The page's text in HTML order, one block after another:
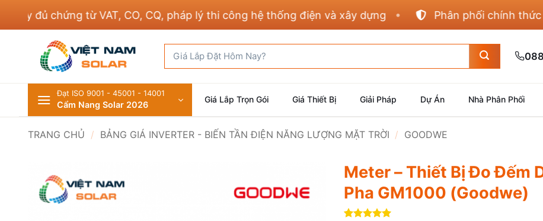
đủ chứng từ VAT, CO, CQ, pháp lý thi công hệ thống điện và xây dựng Phân phối chính thức
kiếm:
Đạt ISO 9001 - 45001 - 14001
Cẩm Nang Solar 2026 Giá Lắp Trọn Gói Giá Thiết Bị Giải Pháp Dự Án Nhà Phân Phối
TRANG CHỦ / BẢNG GIÁ INVERTER - BIẾN TẦN ĐIỆN NĂNG LƯỢNG MẶT TRỜI / GOODWE
Meter – Thiết Bị Đo Đếm
Pha GM1000 (Goodwe)